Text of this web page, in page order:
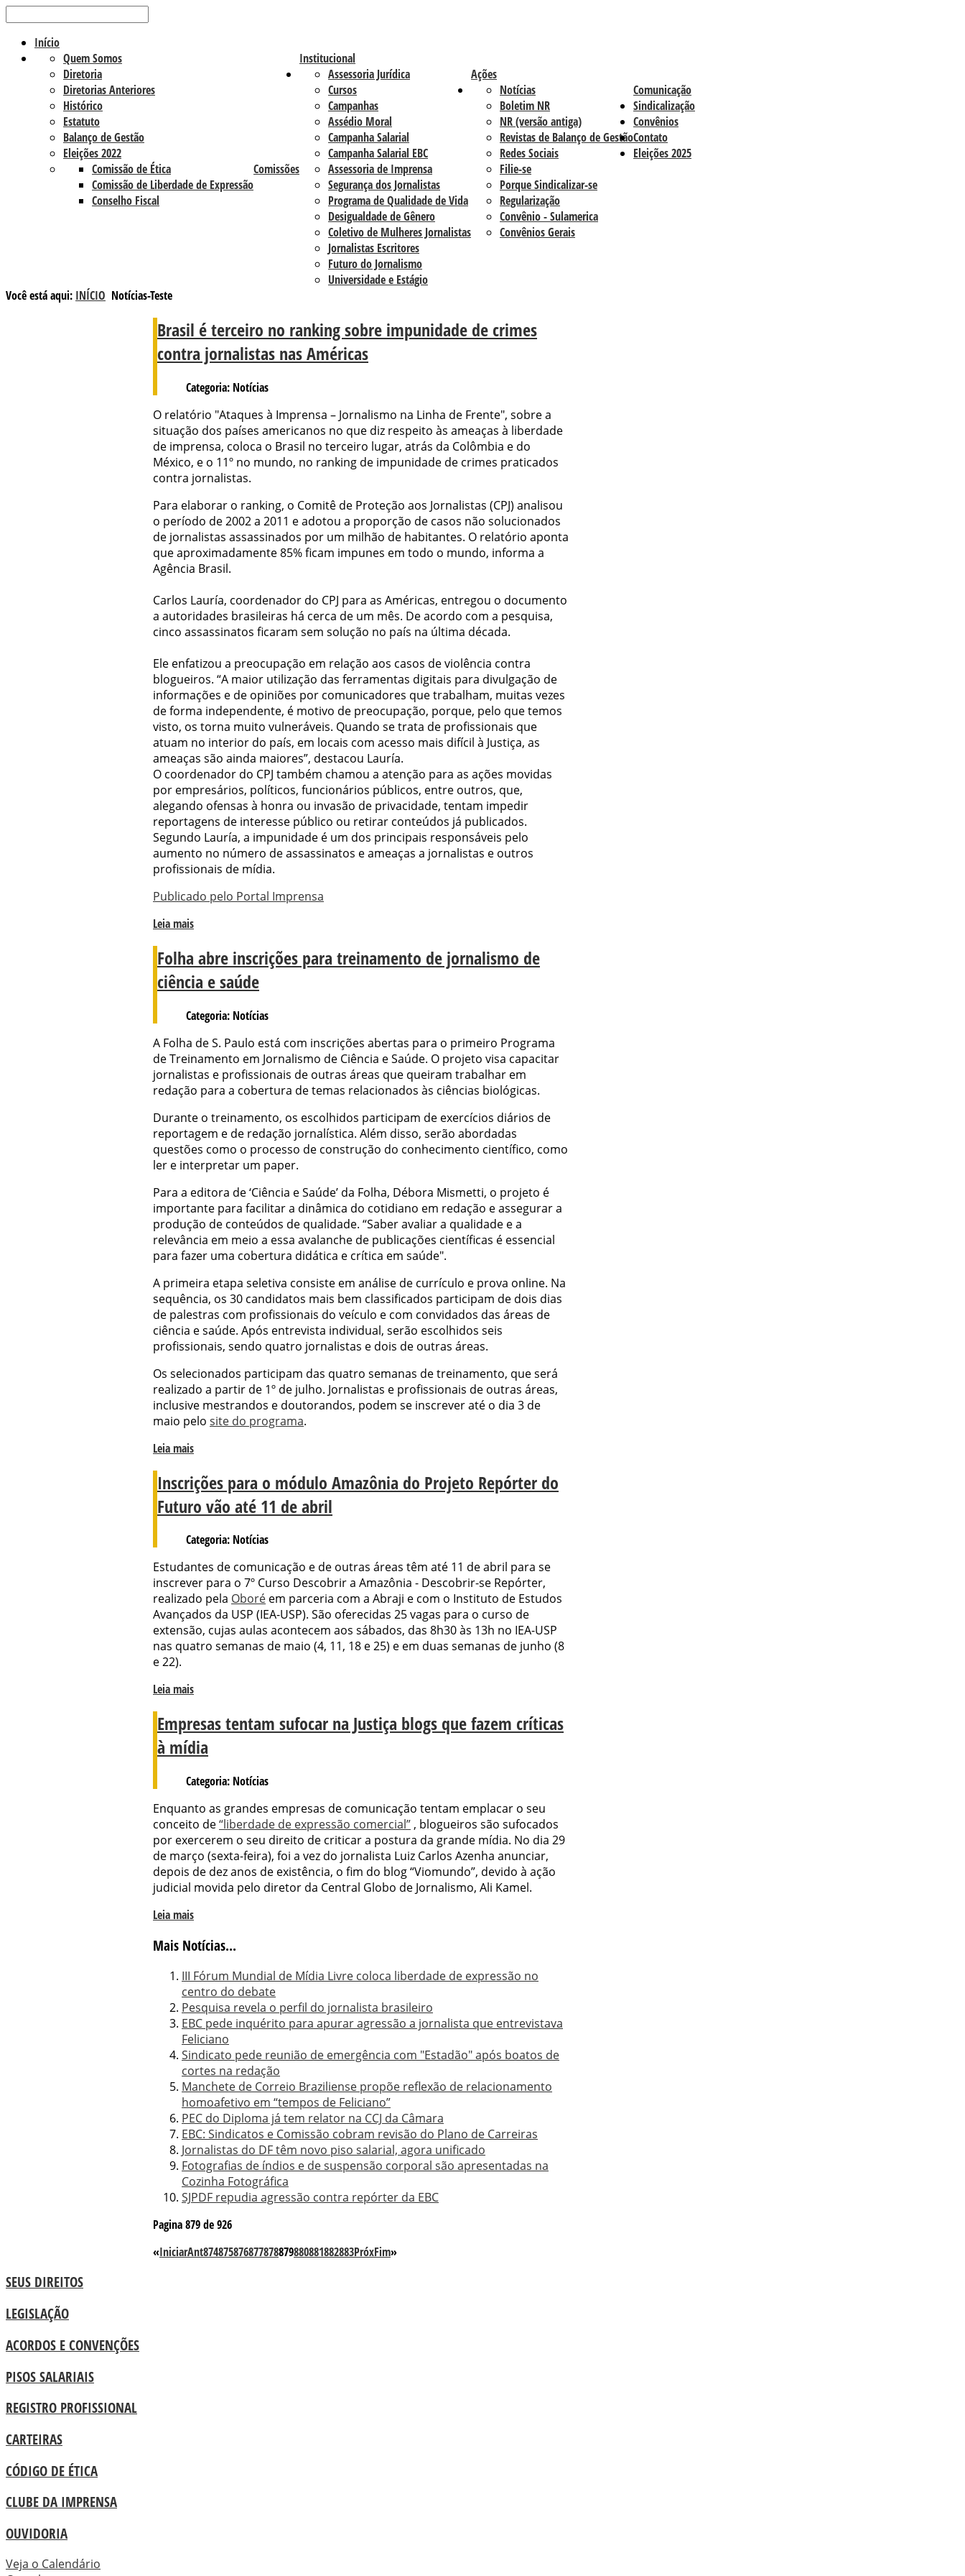
Início
Institucional
Quem Somos
Diretoria
Diretorias Anteriores
Histórico
Estatuto
Balanço de Gestão
Eleições 2022
Comissões
Comissão de Ética
Comissão de Liberdade de Expressão
Conselho Fiscal
Ações
Assessoria Jurídica
Cursos
Campanhas
Assédio Moral
Campanha Salarial
Campanha Salarial EBC
Assessoria de Imprensa
Segurança dos Jornalistas
Programa de Qualidade de Vida
Desigualdade de Gênero
Coletivo de Mulheres Jornalistas
Jornalistas Escritores
Futuro do Jornalismo
Universidade e Estágio
Comunicação
Notícias
Boletim NR
NR (versão antiga)
Revistas de Balanço de Gestão
Redes Sociais
Sindicalização
Filie-se
Porque Sindicalizar-se
Regularização
Convênios
Convênio - Sulamerica
Convênios Gerais
Contato
Eleições 2025
Você está aqui: INÍCIO Notícias-Teste
Brasil é terceiro no ranking sobre impunidade de crimes
contra jornalistas nas Américas
Categoria: Notícias
O relatório "Ataques à Imprensa – Jornalismo na Linha de Frente", sobre a
situação dos países americanos no que diz respeito às ameaças à liberdade
de imprensa, coloca o Brasil no terceiro lugar, atrás da Colômbia e do
México, e o 11º no mundo, no ranking de impunidade de crimes praticados
contra jornalistas.
Para elaborar o ranking, o Comitê de Proteção aos Jornalistas (CPJ) analisou
o período de 2002 a 2011 e adotou a proporção de casos não solucionados
de jornalistas assassinados por um milhão de habitantes. O relatório aponta
que aproximadamente 85% ficam impunes em todo o mundo, informa a
Agência Brasil.
Carlos Lauría, coordenador do CPJ para as Américas, entregou o documento
a autoridades brasileiras há cerca de um mês. De acordo com a pesquisa,
cinco assassinatos ficaram sem solução no país na última década.
Ele enfatizou a preocupação em relação aos casos de violência contra
blogueiros. “A maior utilização das ferramentas digitais para divulgação de
informações e de opiniões por comunicadores que trabalham, muitas vezes
de forma independente, é motivo de preocupação, porque, pelo que temos
visto, os torna muito vulneráveis. Quando se trata de profissionais que
atuam no interior do país, em locais com acesso mais difícil à Justiça, as
ameaças são ainda maiores”, destacou Lauría.
O coordenador do CPJ também chamou a atenção para as ações movidas
por empresários, políticos, funcionários públicos, entre outros, que,
alegando ofensas à honra ou invasão de privacidade, tentam impedir
reportagens de interesse público ou retirar conteúdos já publicados.
Segundo Lauría, a impunidade é um dos principais responsáveis pelo
aumento no número de assassinatos e ameaças a jornalistas e outros
profissionais de mídia.
Publicado pelo Portal Imprensa
Leia mais
Folha abre inscrições para treinamento de jornalismo de
ciência e saúde
Categoria: Notícias
A Folha de S. Paulo está com inscrições abertas para o primeiro Programa
de Treinamento em Jornalismo de Ciência e Saúde. O projeto visa capacitar
jornalistas e profissionais de outras áreas que queiram trabalhar em
redação para a cobertura de temas relacionados às ciências biológicas.
Durante o treinamento, os escolhidos participam de exercícios diários de
reportagem e de redação jornalística. Além disso, serão abordadas
questões como o processo de construção do conhecimento científico, como
ler e interpretar um paper.
Para a editora de ‘Ciência e Saúde’ da Folha, Débora Mismetti, o projeto é
importante para facilitar a dinâmica do cotidiano em redação e assegurar a
produção de conteúdos de qualidade. “Saber avaliar a qualidade e a
relevância em meio a essa avalanche de publicações científicas é essencial
para fazer uma cobertura didática e crítica em saúde".
A primeira etapa seletiva consiste em análise de currículo e prova online. Na
sequência, os 30 candidatos mais bem classificados participam de dois dias
de palestras com profissionais do veículo e com convidados das áreas de
ciência e saúde. Após entrevista individual, serão escolhidos seis
profissionais, sendo quatro jornalistas e dois de outras áreas.
Os selecionados participam das quatro semanas de treinamento, que será
realizado a partir de 1º de julho. Jornalistas e profissionais de outras áreas,
inclusive mestrandos e doutorandos, podem se inscrever até o dia 3 de
maio pelo site do programa.
Leia mais
Inscrições para o módulo Amazônia do Projeto Repórter do
Futuro vão até 11 de abril
Categoria: Notícias
Estudantes de comunicação e de outras áreas têm até 11 de abril para se
inscrever para o 7º Curso Descobrir a Amazônia - Descobrir-se Repórter,
realizado pela Oboré em parceria com a Abraji e com o Instituto de Estudos
Avançados da USP (IEA-USP). São oferecidas 25 vagas para o curso de
extensão, cujas aulas acontecem aos sábados, das 8h30 às 13h no IEA-USP
nas quatro semanas de maio (4, 11, 18 e 25) e em duas semanas de junho (8
e 22).
Leia mais
Empresas tentam sufocar na Justiça blogs que fazem críticas
à mídia
Categoria: Notícias
Enquanto as grandes empresas de comunicação tentam emplacar o seu
conceito de“liberdade de expressão comercial” , blogueiros são sufocados
por exercerem o seu direito de criticar a postura da grande mídia. No dia 29
de março (sexta-feira), foi a vez do jornalista Luiz Carlos Azenha anunciar,
depois de dez anos de existência, o fim do blog “Viomundo”, devido à ação
judicial movida pelo diretor da Central Globo de Jornalismo, Ali Kamel.
Leia mais
Mais Notícias...
III Fórum Mundial de Mídia Livre coloca liberdade de expressão no
centro do debate
Pesquisa revela o perfil do jornalista brasileiro
EBC pede inquérito para apurar agressão a jornalista que entrevistava
Feliciano
Sindicato pede reunião de emergência com "Estadão" após boatos de
cortes na redação
Manchete de Correio Braziliense propõe reflexão de relacionamento
homoafetivo em “tempos de Feliciano”
PEC do Diploma já tem relator na CCJ da Câmara
EBC: Sindicatos e Comissão cobram revisão do Plano de Carreiras
Jornalistas do DF têm novo piso salarial, agora unificado
Fotografias de índios e de suspensão corporal são apresentadas na
Cozinha Fotográfica
SJPDF repudia agressão contra repórter da EBC
Pagina 879 de 926
«IniciarAnt874875876877878879880881882883PróxFim»
SEUS DIREITOS
LEGISLAÇÃO
ACORDOS E CONVENÇÕES
PISOS SALARIAIS
REGISTRO PROFISSIONAL
CARTEIRAS
CÓDIGO DE ÉTICA
CLUBE DA IMPRENSA
OUVIDORIA
Veja o Calendário